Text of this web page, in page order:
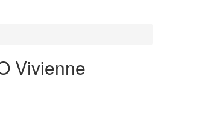
Vivienne